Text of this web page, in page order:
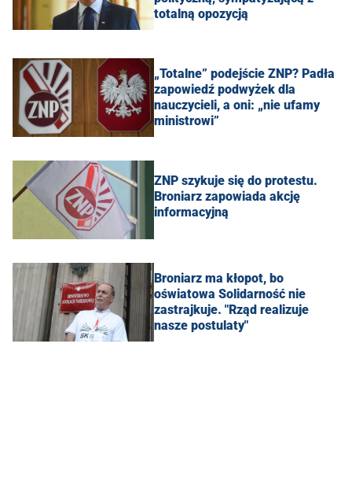
totalną opozycją
„Totalne” podejście ZNP? Padła
zapowiedź podwyżek dla
nauczycieli, a oni: „nie ufamy
ministrowi”
ZNP szykuje się do protestu.
Broniarz zapowiada akcję
informacyjną
Broniarz ma kłopot, bo
oświatowa Solidarność nie
zastrajkuje. "Rząd realizuje
nasze postulaty"